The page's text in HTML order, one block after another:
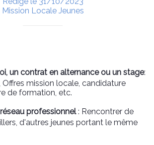
Mission Locale Jeunes
un contrat en alternance ou un stage:
Offres mission locale, candidature
de formation, etc.
professionnel: Rencontrer de
d'autres jeunes portant le même